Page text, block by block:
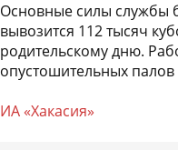
Основные силы службы
вывозится 112 тысяч
родительскому дню.
опустошительных палов
ИА «Хакасия»